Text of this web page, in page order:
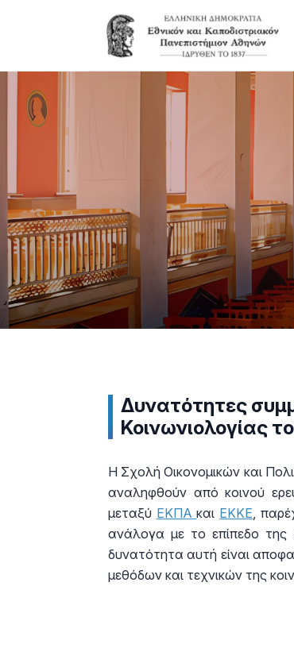
Δυνατότητες
Κοινωνιολογίας
Η Σχολή Οικονομικών και
αναληφθούν από κοινού
μεταξύ ΕΚΠΑκαι ΕΚΚΕ ,
ανάλογα με το επίπεδο της
δυνατότητα αυτή είναι
μεθόδων και τεχνικών της